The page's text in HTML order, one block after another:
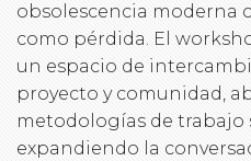
obsolescencia moderna
como pérdida. El
un espacio de
proyecto y comunidad,
metodologías de trabajo
expandiendo la